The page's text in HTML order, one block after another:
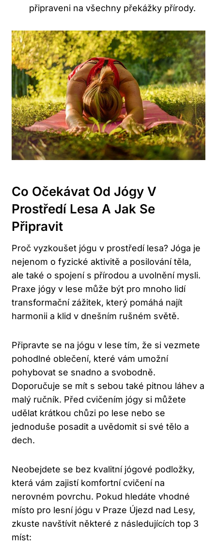
připraveni na všechny překážky přírody.
Co Očekávat Od Jógy V
Prostředí Lesa A Jak Se
Připravit
Proč vyzkoušet jógu v prostředí lesa? Jóga je
nejenom o fyzické aktivitě a posilování těla,
ale také o spojení s přírodou a uvolnění mysli.
Praxe jógy v lese může být pro mnoho lidí
transformační zážitek, který pomáhá najít
harmonii a klid v dnešním rušném světě.
Připravte se na jógu v lese tím, že si vezmete
pohodlné oblečení, které vám umožní
pohybovat se snadno a svobodně.
Doporučuje se mít s sebou také pitnou láhev a
malý ručník. Před cvičením jógy si můžete
udělat krátkou chůzi po lese nebo se
jednoduše posadit a uvědomit si své tělo a
dech.
Neobejdete se bez kvalitní jógové podložky,
která vám zajistí komfortní cvičení na
nerovném povrchu. Pokud hledáte vhodné
místo pro lesní jógu v Praze Újezd nad Lesy,
zkuste navštívit některé z následujících top 3
míst: